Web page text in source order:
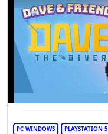
PC WINDOWS PLAYSTATION 5